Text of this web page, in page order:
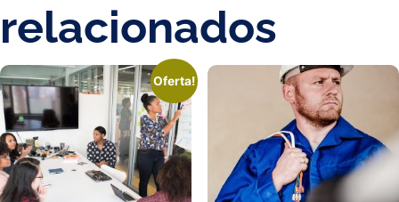
relacionados
Oferta!